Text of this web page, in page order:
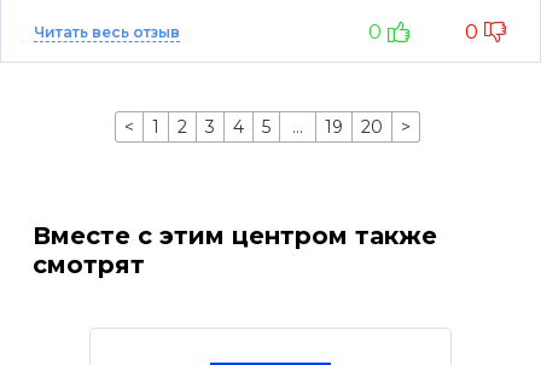
Читать весь отзыв 0 0
< 1 2 3 4 5 … 19 20 >
Вместе с этим центром также
смотрят